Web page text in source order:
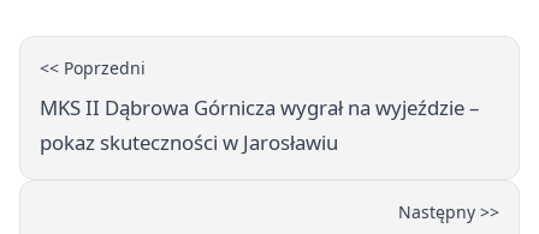
<< Poprzedni
MKS II Dąbrowa Górnicza wygrał na wyjeździe –
pokaz skuteczności w Jarosławiu
Następny >>